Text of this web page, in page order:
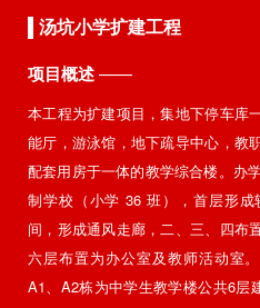
汤坑小学扩建工程
项目概述——
本工程为扩建项目，集地下停车库
能厅，游泳馆，地下疏导中心，教
配套用房于一体的教学综合楼。办
制学校（小学 36 班），首层形
间，形成通风走廊，二、三、四布
六层布置为办公室及教师活动室
A1、A2栋为中学生教学楼公共6层